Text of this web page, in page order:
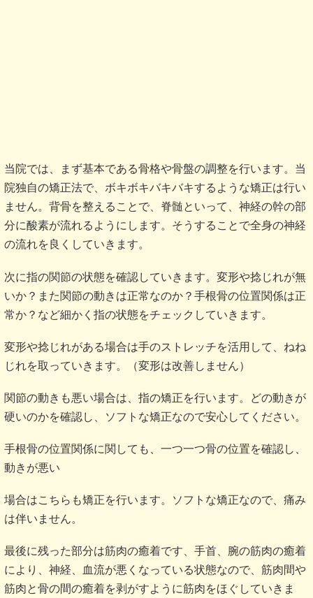
当院では、まず基本である骨格や骨盤の調整を行います。当
院独自の矯正法で、ボキボキバキバキするような矯正は行い
ません。背骨を整えることで、脊髄といって、神経の幹の部
分に酸素が流れるようにします。そうすることで全身の神経
の流れを良くしていきます。
次に指の関節の状態を確認していきます。変形や捻じれが無
いか？また関節の動きは正常なのか？手根骨の位置関係は正
常か？など細かく指の状態をチェックしていきます。
変形や捻じれがある場合は手のストレッチを活用して、ねね
じれを取っていきます。（変形は改善しません）
関節の動きも悪い場合は、指の矯正を行います。どの動きが
硬いのかを確認し、ソフトな矯正なので安心してください。
手根骨の位置関係に関しても、一つ一つ骨の位置を確認し、
動きが悪い
場合はこちらも矯正を行います。ソフトな矯正なので、痛み
は伴いません。
最後に残った部分は筋肉の癒着です、手首、腕の筋肉の癒着
により、神経、血流が悪くなっている状態なので、筋肉間や
筋肉と骨の間の癒着を剥がすように筋肉をほぐしていきま